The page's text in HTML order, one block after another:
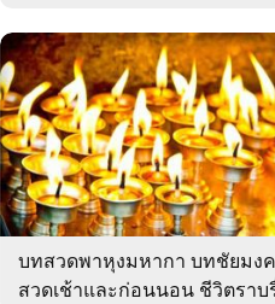
บทสวดพาหุงมหากา บทชัยมง
สวดเช้าและก่อนนอน ชีวิตราบ